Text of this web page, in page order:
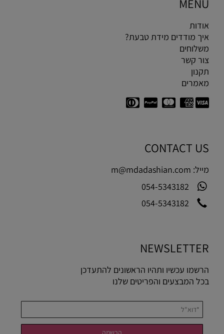
MENU
אודות
איך מודדים מידת טבעת?
משלוחים
צור קשר
תקנון
מאמרים
CONTACT US
מייל: m@mdadashian.com
054-5343182
054-5343182
NEWSLETTER
הרשמו עכשיו ותהיו הראשונים להתעדכן
בכל המבצעים והפריטים שלנו